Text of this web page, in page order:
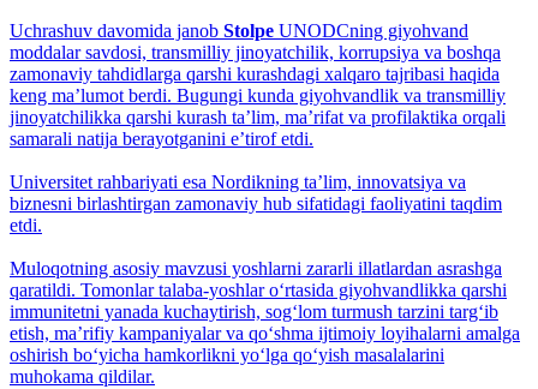
Uchrashuv davomida janob Stolpe UNODCning giyohvand
moddalar savdosi, transmilliy jinoyatchilik, korrupsiya va boshqa
zamonaviy tahdidlarga qarshi kurashdagi xalqaro tajribasi haqida
keng maʼlumot berdi. Bugungi kunda giyohvandlik va transmilliy
jinoyatchilikka qarshi kurash taʼlim, maʼrifat va profilaktika orqali
samarali natija berayotganini eʼtirof etdi.
Universitet rahbariyati esa Nordikning taʼlim, innovatsiya va
biznesni birlashtirgan zamonaviy hub sifatidagi faoliyatini taqdim
etdi.
Muloqotning asosiy mavzusi yoshlarni zararli illatlardan asrashga
qaratildi. Tomonlar talaba-yoshlar o‘rtasida giyohvandlikka qarshi
immunitetni yanada kuchaytirish, sog‘lom turmush tarzini targ‘ib
etish, maʼrifiy kampaniyalar va qo‘shma ijtimoiy loyihalarni amalga
oshirish bo‘yicha hamkorlikni yo‘lga qo‘yish masalalarini
muhokama qildilar.